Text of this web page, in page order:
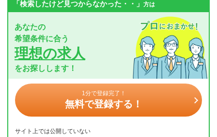
「検索したけど見つからなかった・・」 方は
あなたの
希望条件に合う
理想の求人
をお探しします！
1分で登録完了！
無料で登録する！
サイト上では公開していない